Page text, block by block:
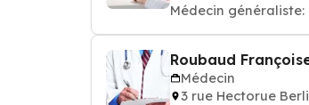
Médecin
Roubaud
Médecin
3 rue Hectorue